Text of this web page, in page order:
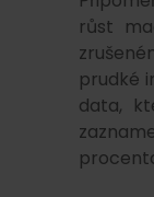
růst
prudké
data,